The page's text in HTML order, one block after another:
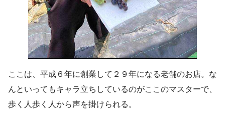
ここは、平成６年に創業して２９年になる老舗のお店。な
んといってもキャラ立ちしているのがここのマスターで、
歩く人歩く人から声を掛けられる。